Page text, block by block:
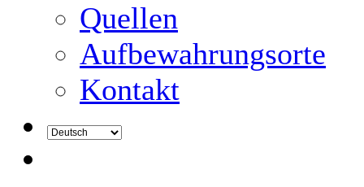
Quellen
Aufbewahrungsorte
Kontakt